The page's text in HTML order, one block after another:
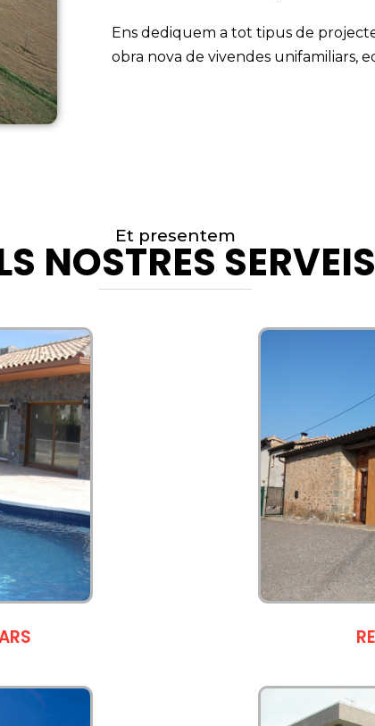
Ens dediquem a tot tipus de
obra nova de vivendes unifamiliars,
Et presentem
NOSTRES SERVEIS